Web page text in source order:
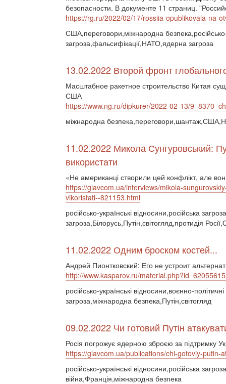
безопасности. В документе 11 страниц.
https://rg.ru/2022/02/17/rossiia-opublikovala-na-
США,переговори,міжнародна безпека,російсько-
загроза,фальсифікації,НАТО,ядерна загроза
13.02.2022 Второй фронт
Масштабное ракетное строительство Китая
США
https://www.ng.ru/dipkurer/2022-02-13/
міжнародна
11.02.2022 Микола Сунгуровський:
використати
«Не американці створили цей конфлікт, але
https://glavcom.ua/interviews/mikola-
vikoristati--821153.html
російсько-українські відносини,російська
загроза,Білорусь,Путін,світогляд,протидія
11.02.2022 Одним броском костей...
Андрей Пионтковский: Его не устроит
http://www.kasparov.ru/
російсько-українські відносини,воєнно-
загроза,міжнародна безпека,Путін,світогляд
09.02.2022 Чи готовий Путін
Росія погрожує ядерною зброєю за підтримку
https://glavcom.ua/publications/chi-gotoviy-putin-
російсько-українські відносини,російська
війна,Франція,міжнародна безпека